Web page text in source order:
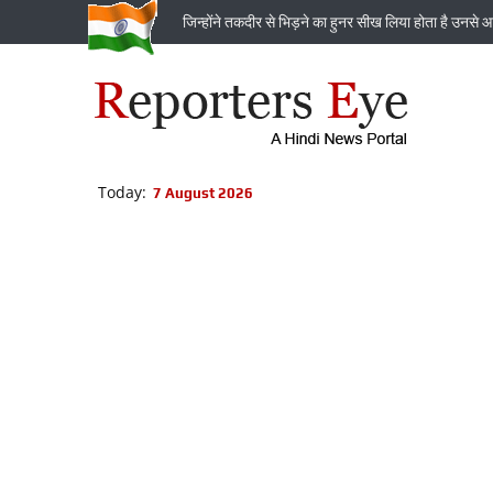
जिन्‍होंने तकदीर से भिड़ने का हुनर सीख लिया होता है उनसे
Today: 7 August 2026